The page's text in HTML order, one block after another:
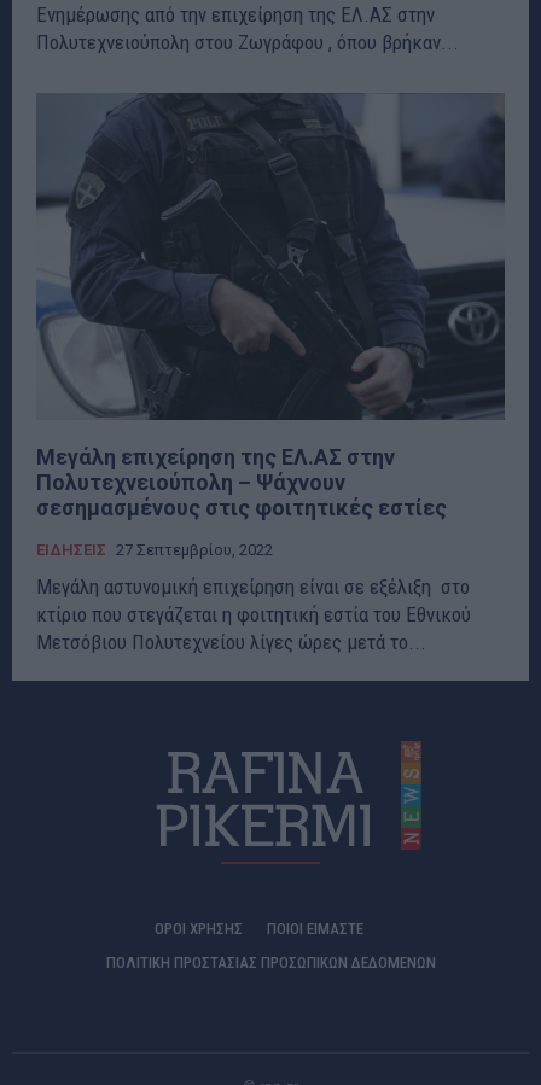
Ενημέρωσης από την επιχείρηση της ΕΛ.ΑΣ στην
Πολυτεχνειούπολη στου Ζωγράφου , όπου βρήκαν...
Μεγάλη επιχείρηση της ΕΛ.ΑΣ στην
Πολυτεχνειούπολη – Ψάχνουν
σεσημασμένους στις φοιτητικές εστίες
ΕΙΔΗΣΕΙΣ 27 Σεπτεμβρίου, 2022
Μεγάλη αστυνομική επιχείρηση είναι σε εξέλιξη στο
κτίριο που στεγάζεται η φοιτητική εστία του Εθνικού
Μετσόβιου Πολυτεχνείου λίγες ώρες μετά το...
ΟΡΟΙ ΧΡΗΣΗΣ
ΠΟΙΟΊ ΕΊΜΑΣΤΕ
ΠΟΛΙΤΙΚΗ ΠΡΟΣΤΑΣΙΑΣ ΠΡΟΣΩΠΙΚΩΝ ΔΕΔΟΜΕΝΩΝ